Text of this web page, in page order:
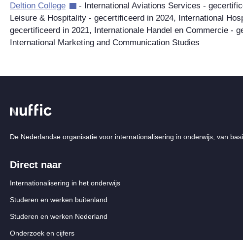
Deltion College
- International Aviations Services -
Leisure & Hospitality - gecertificeerd in 2024, International
gecertificeerd in 2021, Internationale Handel en Commercie -
International Marketing and Communication Studies
De Nederlandse organisatie voor internationalisering in onderwijs, van
Direct naar
Internationalisering in het onderwijs
Studeren en werken buitenland
Studeren en werken Nederland
Onderzoek en cijfers